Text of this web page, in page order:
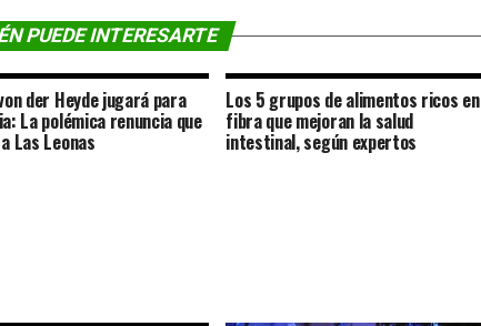
PUEDE INTERESARTE
der Heyde jugará para
La polémica renuncia que
Las Leonas
Los 5 grupos de alimentos ricos en
fibra que mejoran la salud
intestinal, según expertos